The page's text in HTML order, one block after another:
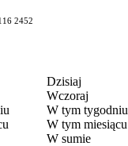
2452
Dzisiaj
Wczoraj
W tym tygodniu
W tym miesiącu
W sumie